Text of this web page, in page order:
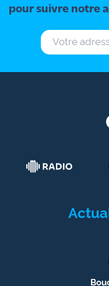
pour suivre notre